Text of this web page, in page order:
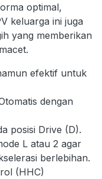
optimal,
keluarga ini juga
yang memberikan
efektif untuk
dengan
posisi Drive (D).
L atau 2 agar
berlebihan.
(HHC)